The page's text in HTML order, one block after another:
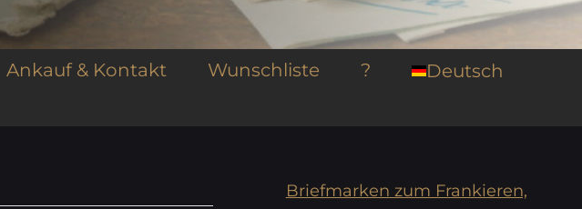
Ankauf & Kontakt Wunschliste ? Deutsch
Briefmarken zum Frankieren,